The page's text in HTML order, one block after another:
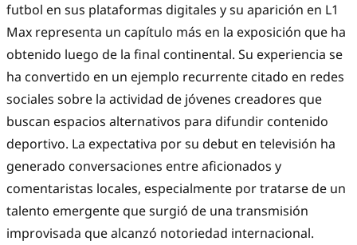
futbol en sus plataformas digitales y su aparición en L1
Max representa un capítulo más en la exposición que ha
obtenido luego de la final continental. Su experiencia se
ha convertido en un ejemplo recurrente citado en redes
sociales sobre la actividad de jóvenes creadores que
buscan espacios alternativos para difundir contenido
deportivo. La expectativa por su debut en televisión ha
generado conversaciones entre aficionados y
comentaristas locales, especialmente por tratarse de un
talento emergente que surgió de una transmisión
improvisada que alcanzó notoriedad internacional.